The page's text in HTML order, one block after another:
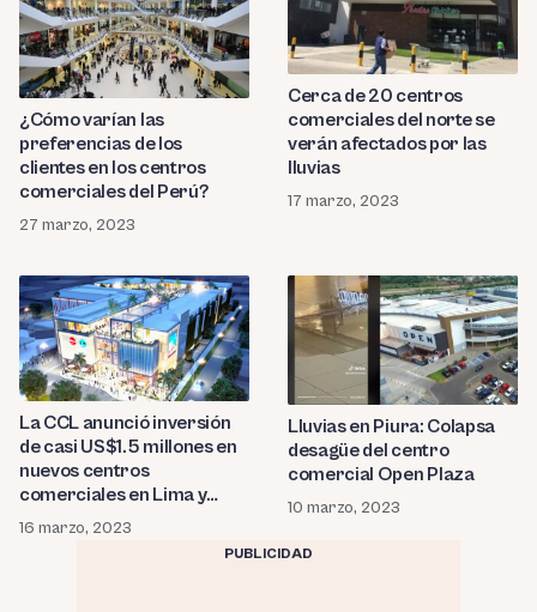
¿Cómo varían las
preferencias de los
clientes en los centros
comerciales del Perú?
27 marzo, 2023
Cerca de 20 centros
comerciales del norte se
verán afectados por las
lluvias
17 marzo, 2023
La CCL anunció inversión
de casi US$1.5 millones en
nuevos centros
comerciales en Lima y
provincias
16 marzo, 2023
Lluvias en Piura: Colapsa
desagüe del centro
comercial Open Plaza
10 marzo, 2023
PUBLICIDAD